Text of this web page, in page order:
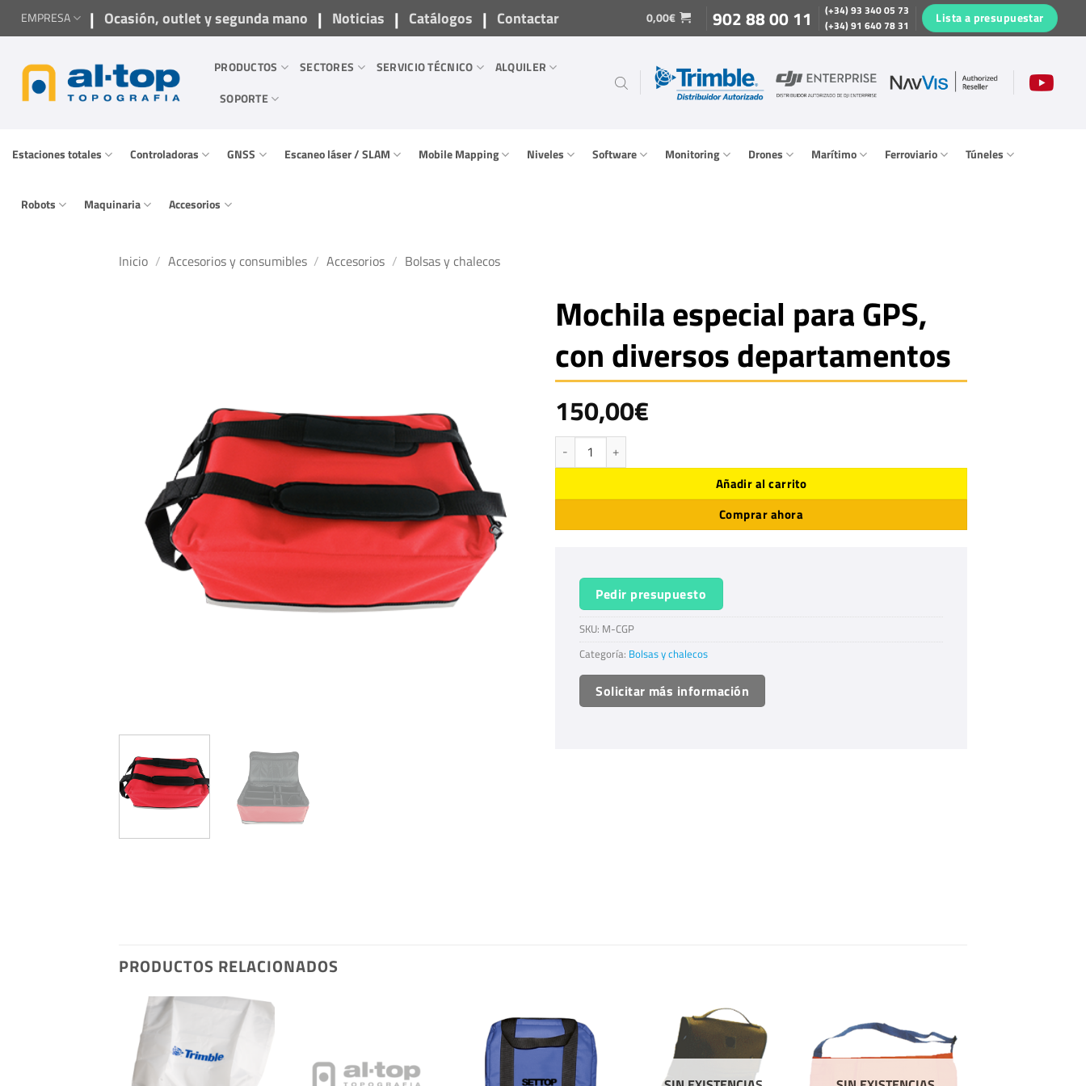
SaltarEMPRESA | Ocasión, outlet y segunda mano | Noticias | Catálogos | Contactar 0,00€ 902 88 00 11
(+34) 93 340 05 73
(+34) 91 640 78 31
Lista a presupuestar
PRODUCTOS SECTORES SERVICIO TÉCNICO
ALQUILER
SOPORTE
Estaciones totales Controladoras GNSS Escaneo láser / SLAM Mobile Mapping Niveles Software Monitoring Drones Marítimo Ferroviario Túneles
Robots Maquinaria Accesorios
Inicio / Accesorios y consumibles / Accesorios / Bolsas y chalecos
Mochila especial para GPS,
con diversos departamentos
150,00€
Mochila especial para GPS, con diversos departamentos cantidad
Añadir al carrito
Comprar ahora
Pedir presupuesto
SKU: M-CGP
Categoría: Bolsas y chalecos
Solicitar más información
PRODUCTOS RELACIONADOS